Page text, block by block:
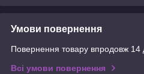
Умови повернення
Повернення товару впродовж 14
Всі умови повернення